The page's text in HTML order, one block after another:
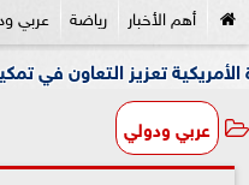
أهم الأخبار رياضة عربي
التعاون في تمكين المرأة
عربي ودولي